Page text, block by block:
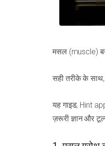
मसल (muscle)
सही तरीके के
यह गाइड, Hint
ज़रूरी ज्ञान और